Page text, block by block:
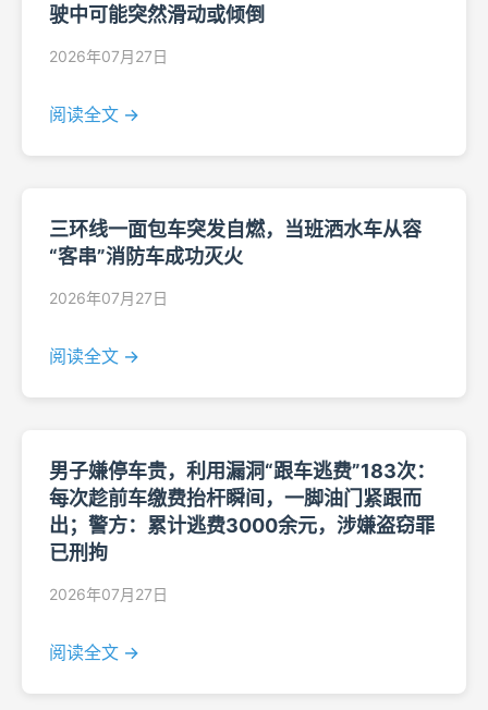
驶中可能突然滑动或倾倒
2026年07月27日
阅读全文 →
三环线一面包车突发自燃，当班洒水车从容
“客串”消防车成功灭火
2026年07月27日
阅读全文 →
男子嫌停车贵，利用漏洞“跟车逃费”183次：
每次趁前车缴费抬杆瞬间，一脚油门紧跟而
出；警方：累计逃费3000余元，涉嫌盗窃罪
已刑拘
2026年07月27日
阅读全文 →